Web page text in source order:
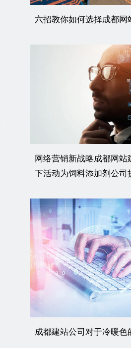
六招教你如何选择成都网
网络营销新战略成都网
下活动为饲料添加剂公司
成都建站公司对于冷暖色